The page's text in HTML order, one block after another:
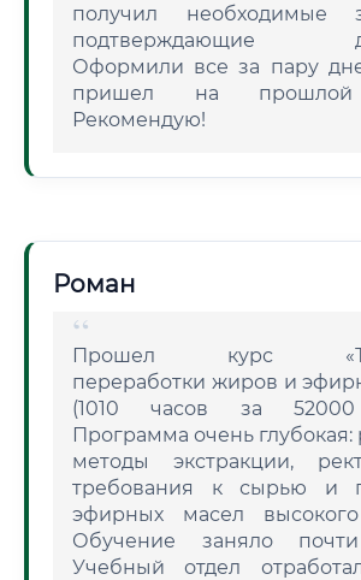
получил необходимые
подтверждающие
Оформили все за пару
пришел на прошлой
Рекомендую!
Роман
Прошел курс
переработки жиров и
(1010 часов за 52000
Программа очень
методы экстракции,
требования к сырью и
эфирных масел высокого
Обучение заняло
Учебный отдел